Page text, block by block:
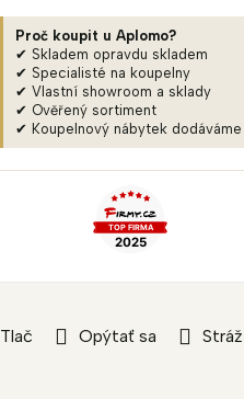
Tlač Opýtať sa
Proč koupit u Aplomo?
✔ Skladem opravdu skladem
✔ Specialisté na koupelny
✔ Vlastní showroom a sklady
✔ Ověřený sortiment
✔ Koupelnový nábytek